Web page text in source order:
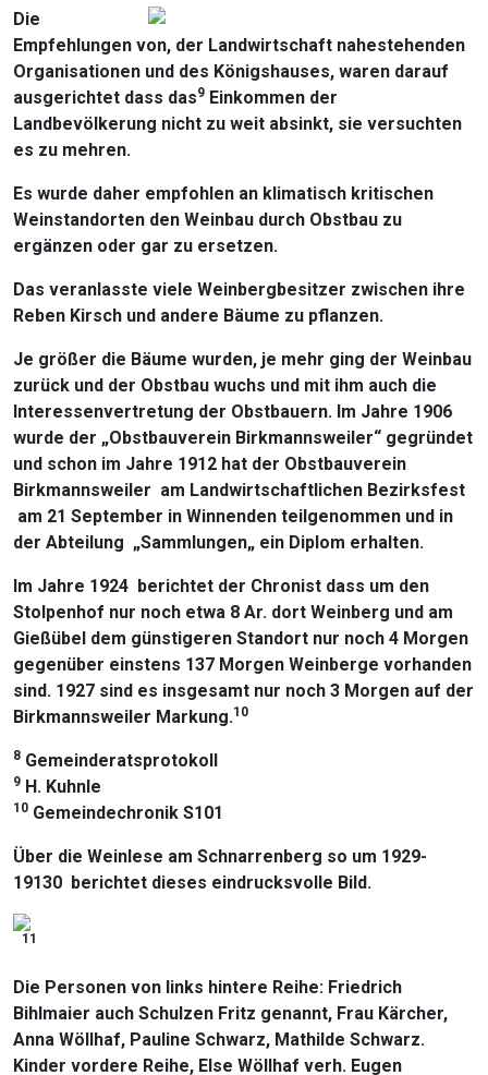
Die
Empfehlungen von, der Landwirtschaft nahestehenden
Organisationen und des Königshauses, waren darauf
ausgerichtet dass das9 Einkommen der
Landbevölkerung nicht zu weit absinkt, sie versuchten
es zu mehren.
Es wurde daher empfohlen an klimatisch kritischen
Weinstandorten den Weinbau durch Obstbau zu
ergänzen oder gar zu ersetzen.
Das veranlasste viele Weinbergbesitzer zwischen ihre
Reben Kirsch und andere Bäume zu pflanzen.
Je größer die Bäume wurden, je mehr ging der Weinbau
zurück und der Obstbau wuchs und mit ihm auch die
Interessenvertretung der Obstbauern. Im Jahre 1906
wurde der „Obstbauverein Birkmannsweiler“ gegründet
und schon im Jahre 1912 hat der Obstbauverein
Birkmannsweiler am Landwirtschaftlichen Bezirksfest
am 21 September in Winnenden teilgenommen und in
der Abteilung „Sammlungen„ ein Diplom erhalten.
Im Jahre 1924 berichtet der Chronist dass um den
Stolpenhof nur noch etwa 8 Ar. dort Weinberg und am
Gießübel dem günstigeren Standort nur noch 4 Morgen
gegenüber einstens 137 Morgen Weinberge vorhanden
sind. 1927 sind es insgesamt nur noch 3 Morgen auf der
Birkmannsweiler Markung.10
8 Gemeinderatsprotokoll
9 H. Kuhnle
10 Gemeindechronik S101
Über die Weinlese am Schnarrenberg so um 1929-
19130 berichtet dieses eindrucksvolle Bild.
11
Die Personen von links hintere Reihe: Friedrich
Bihlmaier auch Schulzen Fritz genannt, Frau Kärcher,
Anna Wöllhaf, Pauline Schwarz, Mathilde Schwarz.
Kinder vordere Reihe, Else Wöllhaf verh. Eugen